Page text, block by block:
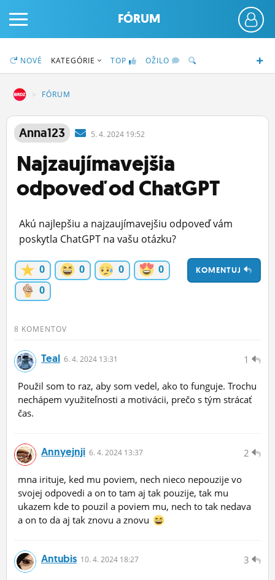
PRIHLÁS SA
ČINŽIAK
FÓRUM
BLOGY
OBRÁZKY
ROLETA
FÓRUM
NOVÉ KATEGÓRIE TOP OŽILO
FÓRUM
Anna123 5. 4. 2024 19:52
Najzaujímavejšia
odpoveď od ChatGPT
Akú najlepšiu a najzaujímavejšiu odpoveď vám
poskytla ChatGPT na vašu otázku?
KOMENTUJ
0 0 0
0
0
8 KOMENTOV
1
Teal 6. 4. 2024 13:31
Použil som to raz, aby som vedel, ako to funguje. Trochu
nechápem využiteľnosti a motivácii, prečo s tým strácať
čas.
2
Annyejnji 6. 4. 2024 13:37
mna irituje, ked mu poviem, nech nieco nepouzije vo
svojej odpovedi a on to tam aj tak pouzije, tak mu
ukazem kde to pouzil a poviem mu, nech to tak nedava
a on to da aj tak znovu a znovu
3
Antubis 10. 4. 2024 18:27